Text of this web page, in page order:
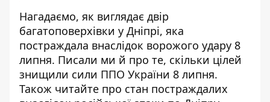
Нагадаємо, як виглядає двір
багатоповерхівки у Дніпрі, яка
постраждала внаслідок ворожого удару 8
липня. Писали ми й про те, скільки цілей
знищили сили ППО України 8 липня.
Також читайте про стан постраждалих